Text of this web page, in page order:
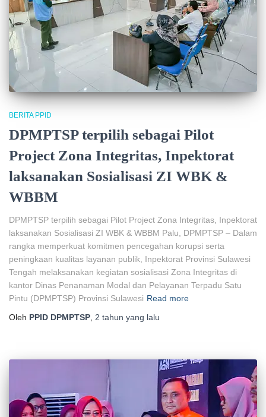
BERITA PPID
DPMPTSP terpilih sebagai Pilot
Project Zona Integritas, Inpektorat
laksanakan Sosialisasi ZI WBK &
WBBM
DPMPTSP terpilih sebagai Pilot Project Zona Integritas, Inpektorat
laksanakan Sosialisasi ZI WBK & WBBM Palu, DPMPTSP – Dalam
rangka memperkuat komitmen pencegahan korupsi serta
peningkaan kualitas layanan publik, Inpektorat Provinsi Sulawesi
Tengah melaksanakan kegiatan sosialisasi Zona Integritas di
kantor Dinas Penanaman Modal dan Pelayanan Terpadu Satu
Pintu (DPMPTSP) Provinsi Sulawesi Read more
Oleh PPID DPMPTSP 2 tahun yang lalu